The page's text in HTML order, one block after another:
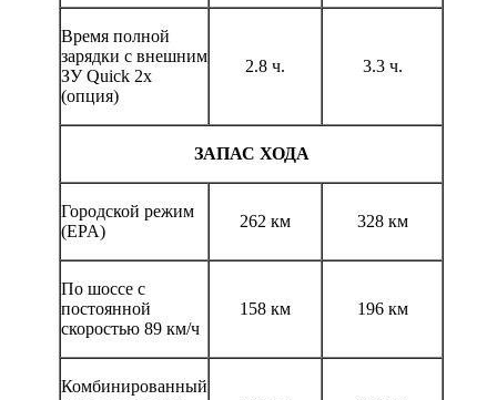
Время полной
зарядки с внешним
ЗУ Quick 2x
(опция)
2.8 ч. 3.3 ч.
ЗАПАС ХОДА
Городской режим
(EPA)
262 км 328 км
По шоссе с
постоянной
скоростью 89 км/ч
158 км 196 км
Комбинированный